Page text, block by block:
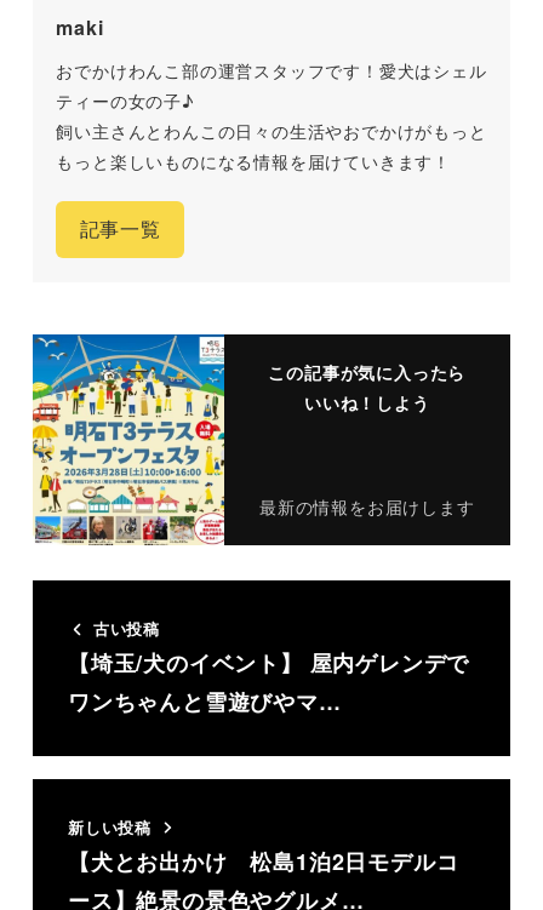
maki
おでかけわんこ部の運営スタッフです！愛犬はシェル
ティーの女の子♪
飼い主さんとわんこの日々の生活やおでかけがもっと
もっと楽しいものになる情報を届けていきます！
記事一覧
この記事が気に入ったら
いいね！しよう
最新の情報をお届けします
古い投稿
【埼玉/犬のイベント】 屋内ゲレンデで
ワンちゃんと雪遊びやマ…
新しい投稿
【犬とお出かけ 松島1泊2日モデルコ
ース】絶景の景色やグルメ…